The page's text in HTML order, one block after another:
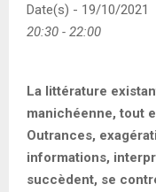
Date(s) - 19/10/2021
20:30 - 22:00
La littérature
manichéenne, tout
Outrances,
informations,
succèdent, se